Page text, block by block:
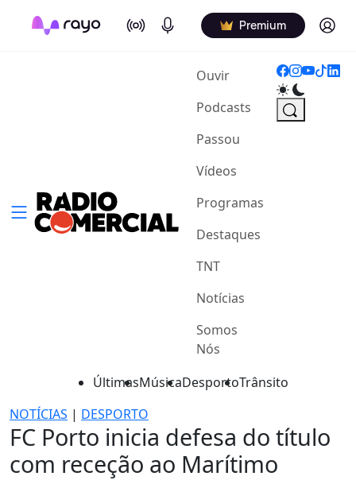
On Air Podcasts Premium Log in
Ouvir(current)
Podcasts
Passou
Vídeos
Programas
Destaques
TNT
Notícias
Somos
Nós
ÚltimasMúsicaDesportoTrânsito
NOTÍCIAS | DESPORTO
FC Porto inicia defesa do título
com receção ao Marítimo